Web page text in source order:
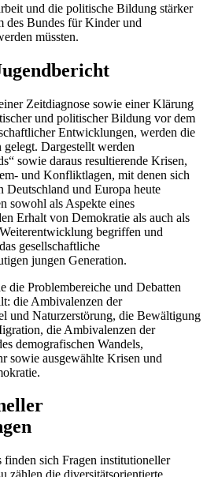
und die politische Bildung stärker
Bundes für Kinder und
müssten.
Zeitdiagnose sowie einer Klärung
und politischer Bildung vor dem
Entwicklungen, werden die
Dargestellt werden
sowie daraus resultierende Krisen,
und Konfliktlagen, mit denen sich
Deutschland und Europa heute
sowohl als Aspekte eines
Erhalt von Demokratie als auch als
begriffen und
gesellschaftliche
jungen Generation.
die Problembereiche und Debatten
die Ambivalenzen der
und Naturzerstörung, die Bewältigung
die Ambivalenzen der
demografischen Wandels,
sowie ausgewählte Krisen und
sich Fragen institutioneller